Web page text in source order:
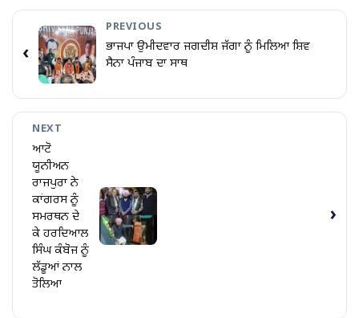
‹
PREVIOUS
ਭਾਜਪਾ ਉਮੀਦਵਾਰ ਜਗਦੀਸ਼ ਜੱਗਾ ਨੂੰ ਮਿਲਿਆ ਸ਼ਿਵ
ਸੈਨਾ ਪੰਜਾਬ ਦਾ ਸਾਥ
NEXT
ਆਟੋ
ਯੂਨੀਅਨ
ਰਾਜਪੁਰਾ ਨੇ
ਕਾਂਗਰਸ ਨੂੰ
ਸਮਰਥਨ ਦੇ
ਕੇ ਹਰਦਿਆਲ
ਸਿੰਘ ਕੰਬੋਜ ਨੂੰ
ਲੱਡੂਆਂ ਨਾਲ
ਤੋਲਿਆ
›